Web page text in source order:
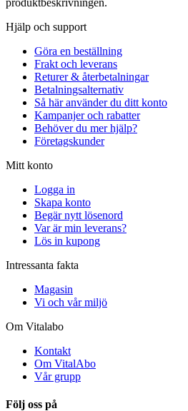
Hjälp och support
Göra en beställning
Frakt och leverans
Returer & återbetalningar
Betalningsalternativ
Så här använder du ditt konto
Kampanjer och rabatter
Behöver du mer hjälp?
Företagskunder
Mitt konto
Logga in
Skapa konto
Begär nytt lösenord
Var är min leverans?
Lös in kupong
Intressanta fakta
Magasin
Vi och vår miljö
Om Vitalabo
Kontakt
Om VitalAbo
Vår grupp
Följ oss på